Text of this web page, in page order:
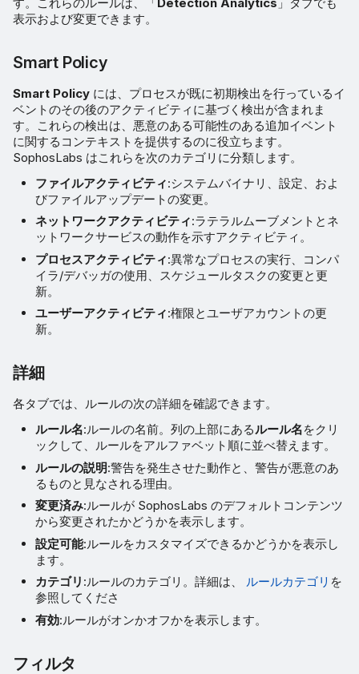
表示および変更できます。
Smart Policy
Smart Policy には、プロセスが既に初期検出を行っているイ
ベントのその後のアクティビティに基づく検出が含まれま
す。これらの検出は、悪意のある可能性のある追加イベント
に関するコンテキストを提供するのに役立ちます。
SophosLabs はこれらを次のカテゴリに分類します。
ファイルアクティビティ:システムバイナリ、設定、およ
びファイルアップデートの変更。
ネットワークアクティビティ:ラテラルムーブメントとネ
ットワークサービスの動作を示すアクティビティ。
プロセスアクティビティ:異常なプロセスの実行、コンパ
イラ/デバッガの使用、スケジュールタスクの変更と更
新。
ユーザーアクティビティ:権限とユーザアカウントの更
新。
詳細
各タブでは、ルールの次の詳細を確認できます。
ルール名:ルールの名前。列の上部にあるルール名をクリ
ックして、ルールをアルファベット順に並べ替えます。
ルールの説明:警告を発生させた動作と、警告が悪意のあ
るものと見なされる理由。
変更済み:ルールが SophosLabs のデフォルトコンテンツ
から変更されたかどうかを表示します。
設定可能:ルールをカスタマイズできるかどうかを表示し
ます。
カテゴリ :ルールのカテゴリ。詳細は、 ルールカテゴリ を
参照してくださ
有効:ルールがオンかオフかを表示します。
フィルタ